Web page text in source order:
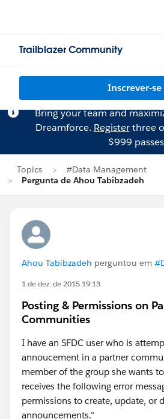
Trailblazer Community
Inscrever-se
Bring your team and
Dreamforce. Registerthree
$999
Topics
#Data Management
Pergunta de Ahou Tabibzadeh
Ahou Tabibzadeh perguntou em
1 de dez. de 2015 19:13
Posting & Permissions on
Communities
I have an SFDC user who is
annoucement in a partner
member of the group she wants
receives the following error
permissions to create, update, or
announcements."